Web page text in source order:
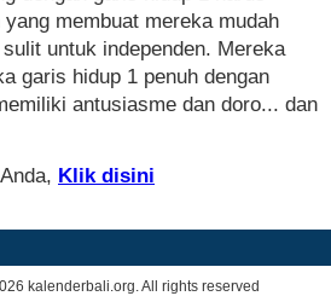
membuat mereka mudah
untuk independen. Mereka
garis hidup 1 penuh dengan
antusiasme dan doro... dan
Klik disini
kalenderbali.org. All rights reserved